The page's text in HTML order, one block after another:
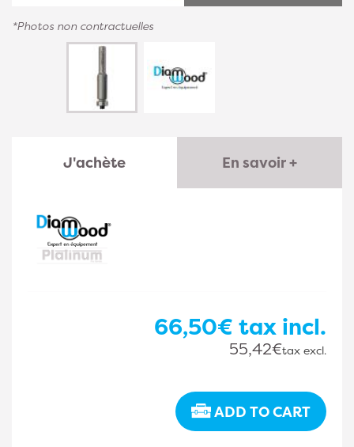
*Photos non contractuelles
J'achète En savoir +
66,50€ tax incl.
55,42€tax excl.
ADD TO CART